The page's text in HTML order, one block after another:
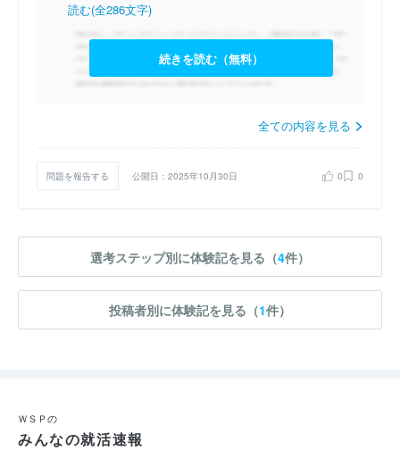
読む(全286文字)
続きを読む（無料）
全ての内容を見る
問題を報告する 公開日：2025年10月30日 0 0
選考ステップ別に体験記を見る（4件）
投稿者別に体験記を見る（1件）
ＷＳＰの
みんなの就活速報